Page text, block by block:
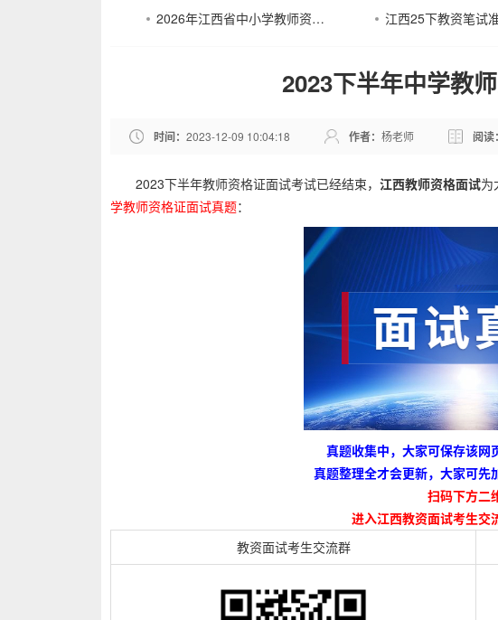
2026年江西省中小学教师资格认定公告
2023下半年中学教
时间： 2023-12-09 10:04:18 作者： 杨老师 阅读：
2023下半年教师资格证面试考试已经结束， 江西教师资格面试为
学教师资格证面试真题：
真题收集中，大家可保存该网
真题整理全才会更新，大家可先
扫码下方二
进入江西教资面试考生交
教资面试考生交流群